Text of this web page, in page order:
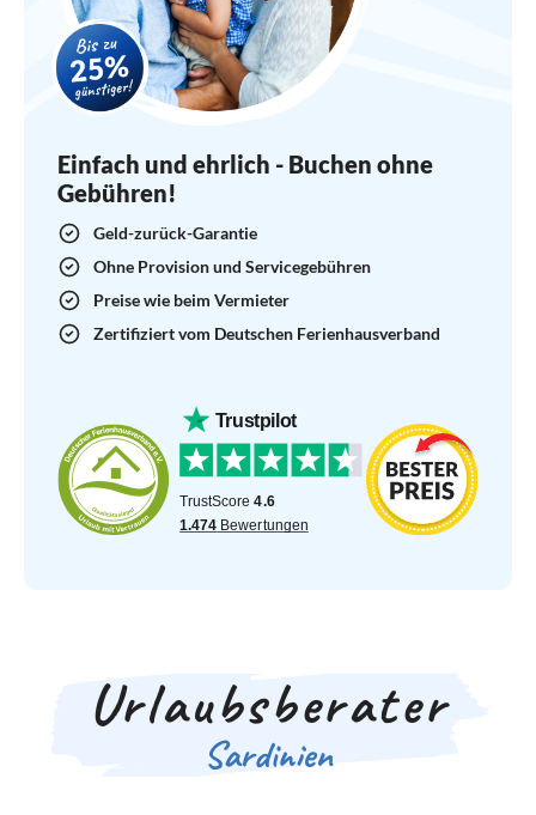
Einfach und ehrlich - Buchen ohne
Gebühren!
Geld-zurück-Garantie
Ohne Provision und Servicegebühren
Preise wie beim Vermieter
Zertifiziert vom Deutschen Ferienhausverband
Urlaubsberater
Sardinien